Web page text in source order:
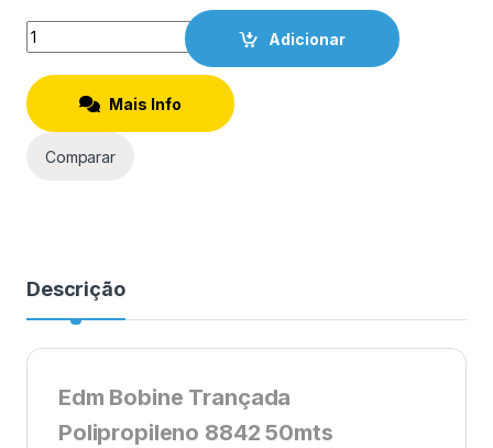
Quantity
Adicionar
Mais Info
Comparar
Descrição
Edm Bobine Trançada
Polipropileno 8842 50mts